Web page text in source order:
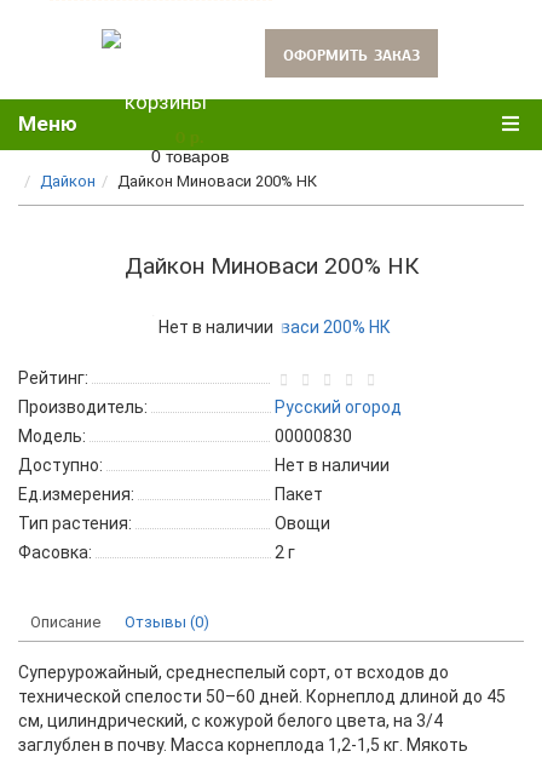
oформить заказ
0 товаров
Меню
Дайкон Дайкон Миноваси 200% НК
Дайкон Миноваси 200% НК
Нет в наличии
Рейтинг:
Производитель:
Русский огород
Модель:
00000830
Доступно:
Нет в наличии
Ед.измерения:
Пакет
Тип растения:
Овощи
Фасовка:
2 г
Описание Отзывы (0)
Суперурожайный, среднеспелый сорт, от всходов до
технической спелости 50–60 дней. Корнеплод длиной до 45
см, цилиндрический, с кожурой белого цвета, на 3/4
заглублен в почву. Масса корнеплода 1,2-1,5 кг. Мякоть